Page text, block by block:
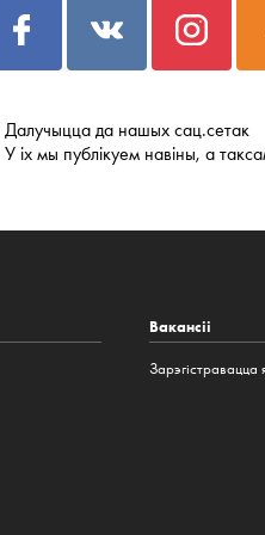
Далучыцца да нашых сац.сетак
У іх мы публікуем навіны, а
Вакансіі
Зарэгістравацца